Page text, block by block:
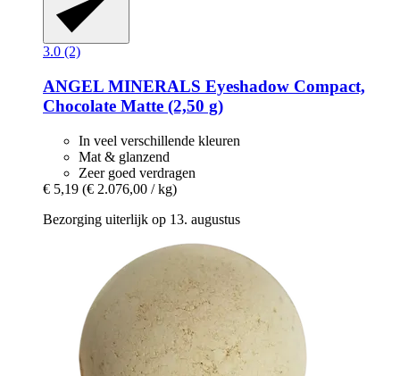
3.0 (2)
ANGEL MINERALS Eyeshadow Compact,
Chocolate Matte (2,50 g)
In veel verschillende kleuren
Mat & glanzend
Zeer goed verdragen
€ 5,19 (€ 2.076,00 / kg)
Bezorging uiterlijk op 13. augustus